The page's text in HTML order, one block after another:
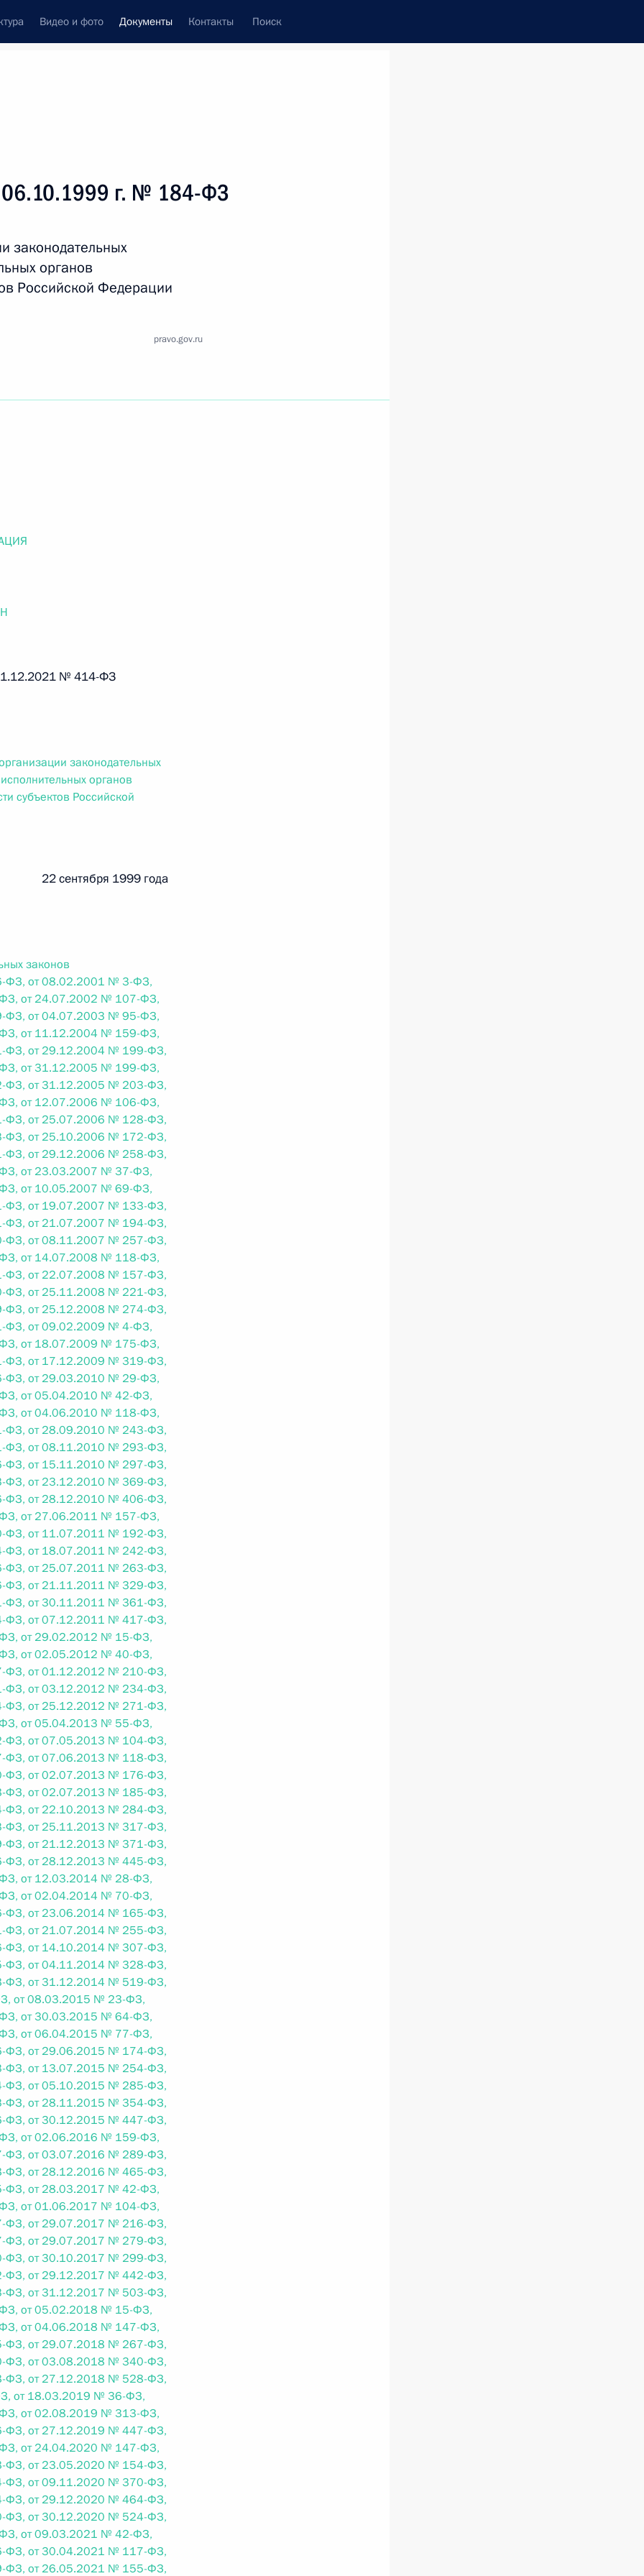
Видео и фото Документы Контакты Поиск
Федерации»
г. № 265-ФЗ
г. № 256-ФЗ
«О присяжных заседателях федеральных судов общей
г. № 263-ФЗ
г. № 242-ФЗ
первой и статью 227–1 части второй Налогового
г. № 246-ФЗ
Федерации
г. № 268-ФЗ
«О пробации в Российской Федерации»
г. № 267-ФЗ
закона «О благотворительной деятельности
г. № 251-ФЗ
Российской Федерации и статьи 31 и 151 Уголовно-
г. № 264-ФЗ
закона «Об актах гражданского состояния»
13 статьи 3 Федерального закона «О внесении
гражданского состояния“
г. № 270-ФЗ
закона «Об автономных учреждениях»
г. № 244-ФЗ
Российской Федерации и Кабинетом
статусе представительств компетентных органов
Федерации и Киргизской Республике
г. № 252-ФЗ
водного транспорта Российской Федерации и статью 1
измерений»
г. № 250-ФЗ
Федерации об административных правонарушениях
г. № 266-ФЗ
Федерации «О защите прав потребителей»
г. № 247-ФЗ
Российской Федерации об административных
г. № 245-ФЗ
Российской Федерации и Правительством
деятельности с драгоценными металлами,
06.10.1999 г. № 184-ФЗ
законодательных
органов
Российской Федерации
pravo.gov.ru
№ 414-ФЗ
законодательных
органов
субъектов Российской
22 сентября 1999 года
законов
ФЗ, от 08.02.2001 № 3-ФЗ,
от 24.07.2002 № 107-ФЗ,
ФЗ, от 04.07.2003 № 95-ФЗ,
от 11.12.2004 № 159-ФЗ,
ФЗ, от 29.12.2004 № 199-ФЗ,
от 31.12.2005 № 199-ФЗ,
ФЗ, от 31.12.2005 № 203-ФЗ,
от 12.07.2006 № 106-ФЗ,
ФЗ, от 25.07.2006 № 128-ФЗ,
ФЗ, от 25.10.2006 № 172-ФЗ,
ФЗ, от 29.12.2006 № 258-ФЗ,
от 23.03.2007 № 37-ФЗ,
от 10.05.2007 № 69-ФЗ,
ФЗ, от 19.07.2007 № 133-ФЗ,
ФЗ, от 21.07.2007 № 194-ФЗ,
ФЗ, от 08.11.2007 № 257-ФЗ,
от 14.07.2008 № 118-ФЗ,
ФЗ, от 22.07.2008 № 157-ФЗ,
ФЗ, от 25.11.2008 № 221-ФЗ,
ФЗ, от 25.12.2008 № 274-ФЗ,
ФЗ, от 09.02.2009 № 4-ФЗ,
от 18.07.2009 № 175-ФЗ,
ФЗ, от 17.12.2009 № 319-ФЗ,
ФЗ, от 29.03.2010 № 29-ФЗ,
от 05.04.2010 № 42-ФЗ,
от 04.06.2010 № 118-ФЗ,
ФЗ, от 28.09.2010 № 243-ФЗ,
ФЗ, от 08.11.2010 № 293-ФЗ,
ФЗ, от 15.11.2010 № 297-ФЗ,
ФЗ, от 23.12.2010 № 369-ФЗ,
ФЗ, от 28.12.2010 № 406-ФЗ,
от 27.06.2011 № 157-ФЗ,
ФЗ, от 11.07.2011 № 192-ФЗ,
ФЗ, от 18.07.2011 № 242-ФЗ,
ФЗ, от 25.07.2011 № 263-ФЗ,
ФЗ, от 21.11.2011 № 329-ФЗ,
ФЗ, от 30.11.2011 № 361-ФЗ,
ФЗ, от 07.12.2011 № 417-ФЗ,
от 29.02.2012 № 15-ФЗ,
от 02.05.2012 № 40-ФЗ,
ФЗ, от 01.12.2012 № 210-ФЗ,
ФЗ, от 03.12.2012 № 234-ФЗ,
ФЗ, от 25.12.2012 № 271-ФЗ,
от 05.04.2013 № 55-ФЗ,
ФЗ, от 07.05.2013 № 104-ФЗ,
ФЗ, от 07.06.2013 № 118-ФЗ,
ФЗ, от 02.07.2013 № 176-ФЗ,
ФЗ, от 02.07.2013 № 185-ФЗ,
ФЗ, от 22.10.2013 № 284-ФЗ,
ФЗ, от 25.11.2013 № 317-ФЗ,
ФЗ, от 21.12.2013 № 371-ФЗ,
ФЗ, от 28.12.2013 № 445-ФЗ,
от 12.03.2014 № 28-ФЗ,
от 02.04.2014 № 70-ФЗ,
ФЗ, от 23.06.2014 № 165-ФЗ,
ФЗ, от 21.07.2014 № 255-ФЗ,
ФЗ, от 14.10.2014 № 307-ФЗ,
ФЗ, от 04.11.2014 № 328-ФЗ,
ФЗ, от 31.12.2014 № 519-ФЗ,
от 08.03.2015 № 23-ФЗ,
от 30.03.2015 № 64-ФЗ,
от 06.04.2015 № 77-ФЗ,
ФЗ, от 29.06.2015 № 174-ФЗ,
ФЗ, от 13.07.2015 № 254-ФЗ,
ФЗ, от 05.10.2015 № 285-ФЗ,
ФЗ, от 28.11.2015 № 354-ФЗ,
ФЗ, от 30.12.2015 № 447-ФЗ,
от 02.06.2016 № 159-ФЗ,
ФЗ, от 03.07.2016 № 289-ФЗ,
ФЗ, от 28.12.2016 № 465-ФЗ,
ФЗ, от 28.03.2017 № 42-ФЗ,
от 01.06.2017 № 104-ФЗ,
ФЗ, от 29.07.2017 № 216-ФЗ,
ФЗ, от 29.07.2017 № 279-ФЗ,
ФЗ, от 30.10.2017 № 299-ФЗ,
ФЗ, от 29.12.2017 № 442-ФЗ,
ФЗ, от 31.12.2017 № 503-ФЗ,
от 05.02.2018 № 15-ФЗ,
от 04.06.2018 № 147-ФЗ,
ФЗ, от 29.07.2018 № 267-ФЗ,
ФЗ, от 03.08.2018 № 340-ФЗ,
ФЗ, от 27.12.2018 № 528-ФЗ,
от 18.03.2019 № 36-ФЗ,
от 02.08.2019 № 313-ФЗ,
ФЗ, от 27.12.2019 № 447-ФЗ,
от 24.04.2020 № 147-ФЗ,
ФЗ, от 23.05.2020 № 154-ФЗ,
ФЗ, от 09.11.2020 № 370-ФЗ,
ФЗ, от 29.12.2020 № 464-ФЗ,
ФЗ, от 30.12.2020 № 524-ФЗ,
от 09.03.2021 № 42-ФЗ,
ФЗ, от 30.04.2021 № 117-ФЗ,
ФЗ, от 26.05.2021 № 155-ФЗ,